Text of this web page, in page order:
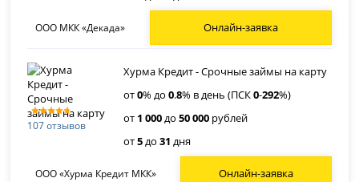
ООО МКК «Декада» Онлайн-заявка
107 отзывов
Хурма Кредит - Срочные займы на карту
от0% до0.8% в день (ПСК0-292%)
от 1 000до50 000 рублей
от5до31 дня
ООО «Хурма Кредит МКК» Онлайн-заявка